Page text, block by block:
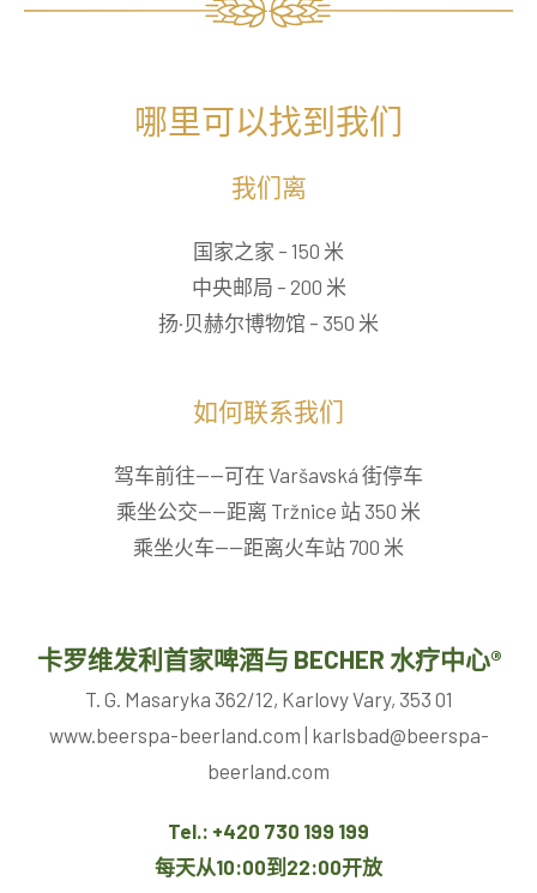
哪里可以找到我们
我们离
国家之家 – 150 米
中央邮局 – 200 米
扬·贝赫尔博物馆 – 350 米
如何联系我们
驾车前往——可在 Varšavská 街停车
乘坐公交——距离 Tržnice 站 350 米
乘坐火车——距离火车站 700 米
卡罗维发利首家啤酒与 BECHER 水疗中心®
T. G. Masaryka 362/12, Karlovy Vary, 353 01
www.beerspa-beerland.com | karlsbad@beerspa-
beerland.com
Tel.: +420 730 199 199
每天从10:00到22:00开放